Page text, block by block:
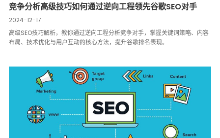
竞争分析高级技巧如何通过逆向工程领先谷歌SEO对手
2024-12-17
高级SEO技巧解析，教你通过逆向工程分析竞争对手，掌握关键词策略、内容
布局、技术优化与用户互动的核心方法，提升谷歌排名表现。